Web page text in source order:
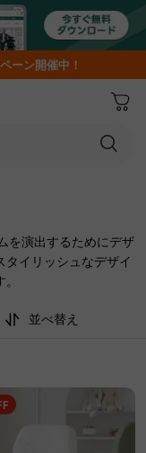
ーン開催中！
を演出するためにデザ
タイリッシュなデザイ
並べ替え